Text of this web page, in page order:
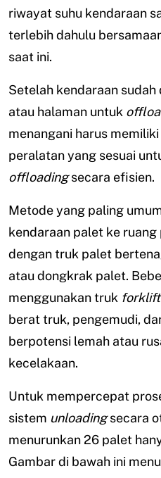
riwayat suhu kendaraan
terlebih dahulu
saat ini.
Setelah kendaraan
atau halaman untuk
menangani harus
peralatan yang sesuai
offloadingsecara efisien.
Metode yang paling
kendaraan palet ke
dengan truk palet
atau dongkrak palet.
menggunakan truk
berat truk, pengemudi,
berpotensi lemah atau
kecelakaan.
Untuk mempercepat
sistem unloadingsecara
menurunkan 26 palet
Gambar di bawah ini